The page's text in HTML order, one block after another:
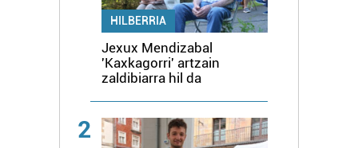
HILBERRIA
Jexux Mendizabal
'Kaxkagorri' artzain
zaldibiarra hil da
2